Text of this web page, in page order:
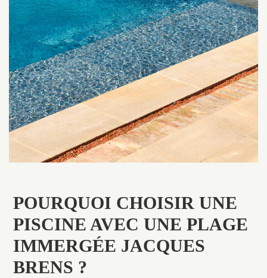
POURQUOI CHOISIR UNE
PISCINE AVEC UNE PLAGE
IMMERGÉE JACQUES
BRENS ?